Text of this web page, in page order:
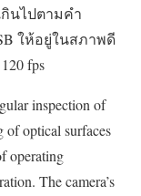
นไปตามคำ
ให้อยู่ในสภาพดี
fps
inspection of
of optical surfaces
operating
The camera’s